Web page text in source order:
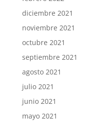
diciembre 2021
noviembre 2021
octubre 2021
septiembre 2021
agosto 2021
julio 2021
junio 2021
mayo 2021